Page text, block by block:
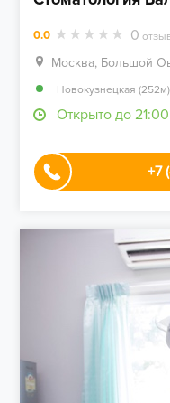
0.0 0
Москва, Большой
Новокузнецкая (252м)
Открыто до 21:00
+7